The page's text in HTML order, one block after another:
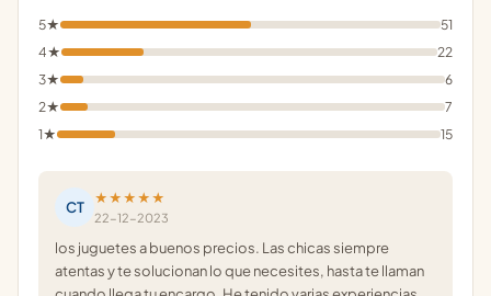
5★
51
4★
22
3★
6
2★
7
1★
15
CT
★★★★★
22-12-2023
los juguetes a buenos precios. Las chicas siempre
atentas y te solucionan lo que necesites, hasta te llaman